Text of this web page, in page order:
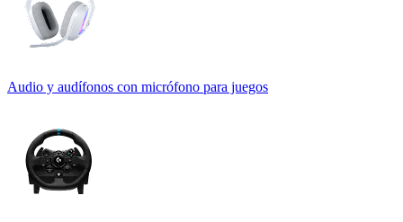
Audio y audífonos con micrófono para juegos